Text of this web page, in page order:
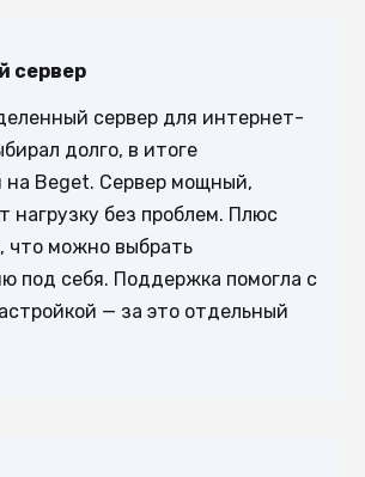
сервер
сервер для интернет-
долго, в итоге
на Beget. Сервер мощный,
нагрузку без проблем. Плюс
что можно выбрать
под себя. Поддержка помогла с
— за это отдельный